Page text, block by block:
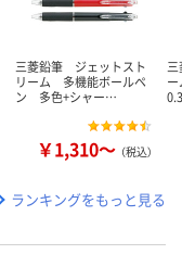
三菱鉛筆 ジェットスト
リーム 多機能ボールペ
ン 多色+シャー…
￥1,310～ （税込）
ランキングをもっと見る